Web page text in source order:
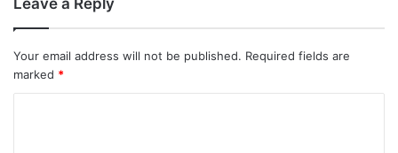
Your email address will not be published. Required fields are
marked *